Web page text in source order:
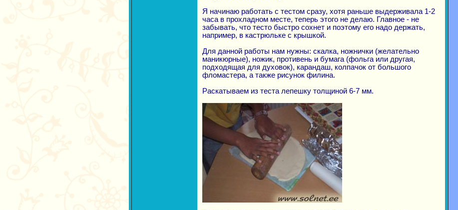
Я начинаю работать с тестом сразу, хотя раньше выдерживала 1-2
часа в прохладном месте, теперь этого не делаю. Главное - не
забывать, что тесто быстро сохнет и поэтому его надо держать,
например, в кастрюльке с крышкой.
Для данной работы нам нужны: скалка, ножнички (желательно
маникюрные), ножик, противень и бумага (фольга или другая,
подходящая для духовок), карандаш, колпaчок от большого
фломастера, а также рисунок филина.
Раскатываем из теста лепешку толщиной 6-7 мм.